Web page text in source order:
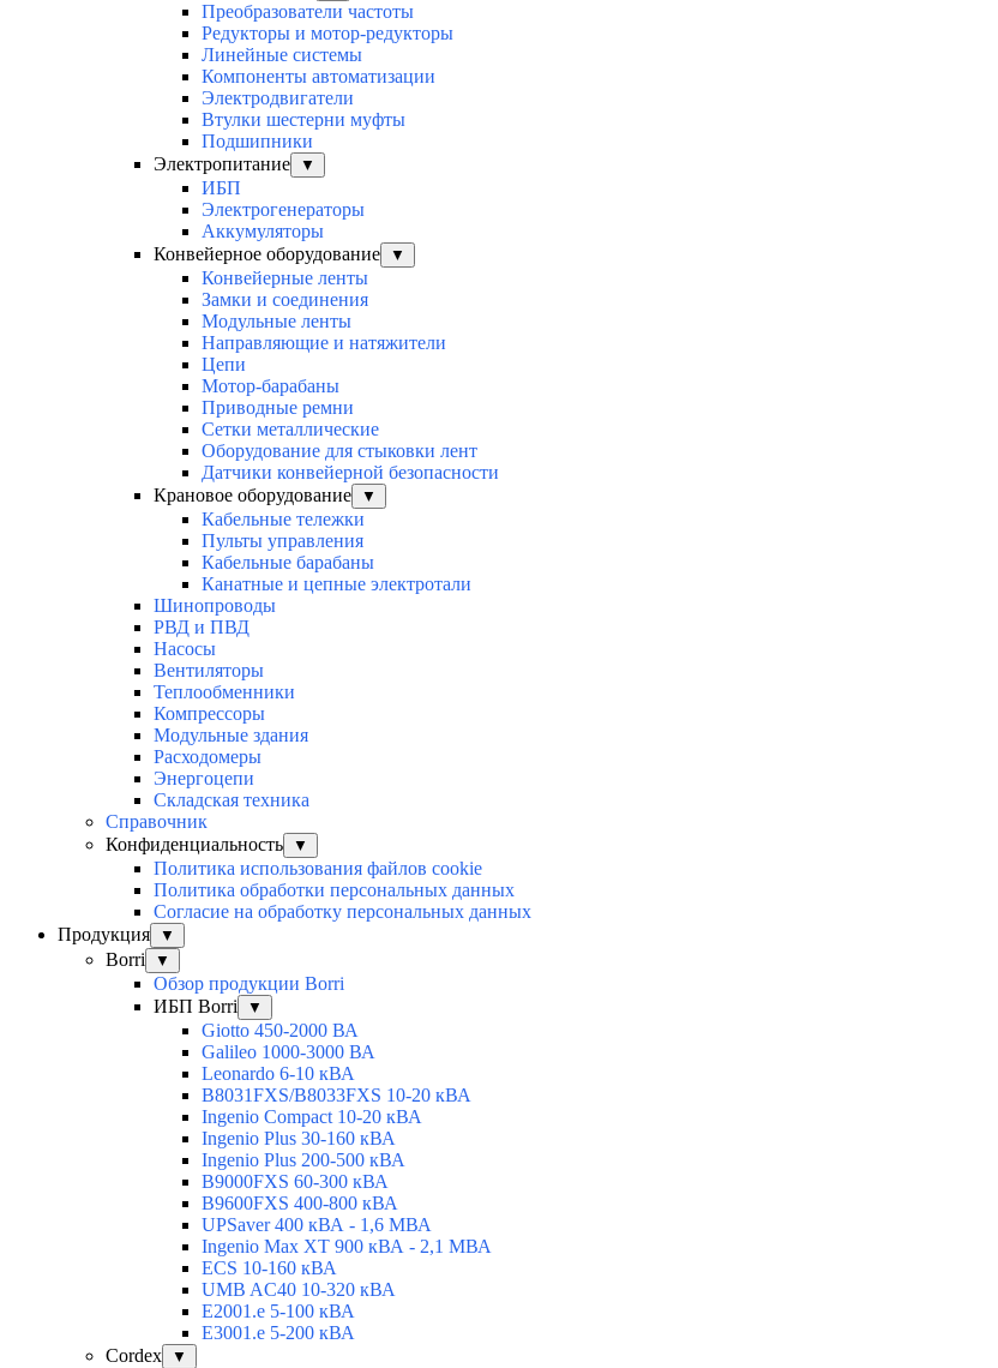
Преобразователи частоты
Редукторы и мотор-редукторы
Линейные системы
Компоненты автоматизации
Электродвигатели
Втулки шестерни муфты
Подшипники
Электропитание
▼
ИБП
Электрогенераторы
Аккумуляторы
Конвейерное оборудование
▼
Конвейерные ленты
Замки и соединения
Модульные ленты
Направляющие и натяжители
Цепи
Мотор-барабаны
Приводные ремни
Сетки металлические
Оборудование для стыковки лент
Датчики конвейерной безопасности
Крановое оборудование
▼
Кабельные тележки
Пульты управления
Кабельные барабаны
Канатные и цепные электротали
Шинопроводы
РВД и ПВД
Насосы
Вентиляторы
Теплообменники
Компрессоры
Модульные здания
Расходомеры
Энергоцепи
Складская техника
Справочник
Конфиденциальность
▼
Политика использования файлов cookie
Политика обработки персональных данных
Согласие на обработку персональных данных
Продукция
▼
Borri ▼
Обзор продукции Borri
ИБП Borri
▼
Giotto 450-2000 ВА
Galileo 1000-3000 ВА
Leonardo 6-10 кВА
B8031FXS/B8033FXS 10-20 кВА
Ingenio Compact 10-20 кВА
Ingenio Plus 30-160 кВА
Ingenio Plus 200-500 кВА
B9000FXS 60-300 кВА
B9600FXS 400-800 кВА
UPSaver 400 кВА - 1,6 МВА
Ingenio Max XT 900 кВА - 2,1 МВА
ECS 10-160 кВА
UMB AC40 10-320 кВА
E2001.e 5-100 кВА
E3001.e 5-200 кВА
Cordex
▼